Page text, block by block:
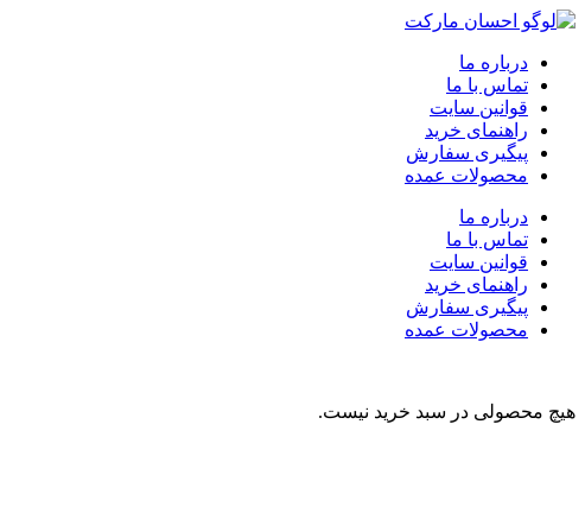
درباره ما
تماس با ما
قوانین سایت
راهنمای خرید
پیگیری سفارش
محصولات عمده
درباره ما
تماس با ما
قوانین سایت
راهنمای خرید
پیگیری سفارش
محصولات عمده
هیچ محصولی در سبد خرید نیست.